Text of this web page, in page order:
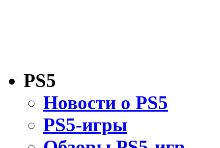
PS5
Новости о PS5
PS5-игры